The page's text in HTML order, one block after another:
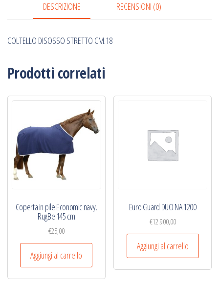
DESCRIZIONE RECENSIONI (0)
COLTELLO DISOSSO STRETTO CM.18
Prodotti correlati
Coperta in pile Economic navy,
RugBe 145 cm
€25,00
Aggiungi al carrello
Euro Guard DUO NA 1200
€12.900,00
Aggiungi al carrello